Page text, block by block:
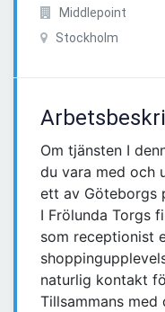
Middlepoint
Stockholm
Om tjänsten I
du vara med och
ett av Göteborgs
I Frölunda Torgs
som receptionist
naturlig kontakt
Tillsammans